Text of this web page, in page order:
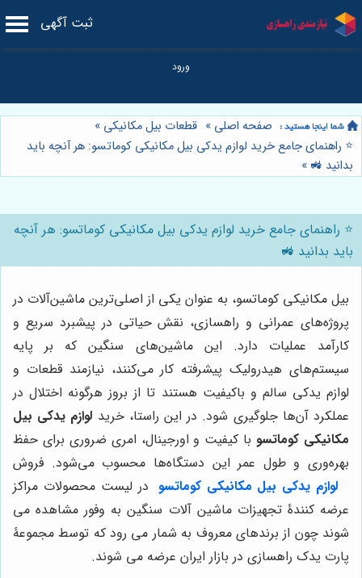
ثبت آگهی
صفحه اصلی » قطعات بیل مکانیکی »
⭐️ راهنمای جامع خرید لوازم یدکی بیل مکانیکی کوماتسو: هر آنچه باید
بدانید 🚜 »
⭐️ راهنمای جامع خرید لوازم یدکی بیل مکانیکی کوماتسو: هر آنچه
باید بدانید 🚜
بیل مکانیکی کوماتسو، به عنوان یکی از اصلی‌ترین ماشین‌آلات در
پروژه‌های عمرانی و راهسازی، نقش حیاتی در پیشبرد سریع و
کارآمد عملیات دارد. این ماشین‌های سنگین که بر پایه
سیستم‌های هیدرولیک پیشرفته کار می‌کنند، نیازمند قطعات و
لوازم یدکی سالم و باکیفیت هستند تا از بروز هرگونه اختلال در
عملکرد آن‌ها جلوگیری شود. در این راستا، خرید لوازم یدکی بیل
مکانیکی کوماتسوبا کیفیت و اورجینال، امری ضروری برای حفظ
بهره‌وری و طول عمر این دستگاه‌ها محسوب می‌شود. فروش
لوازم یدکی بیل مکانیکی کوماتسو در لیست محصولات مراکز
عرضه کنندۀ تجهیزات ماشین آلات سنگین به وفور مشاهده می
شوند چون از برندهای معروف به شمار می رود که توسط مجموعۀ
پارت یدک راهسازی در بازار ایران عرضه می شوند.